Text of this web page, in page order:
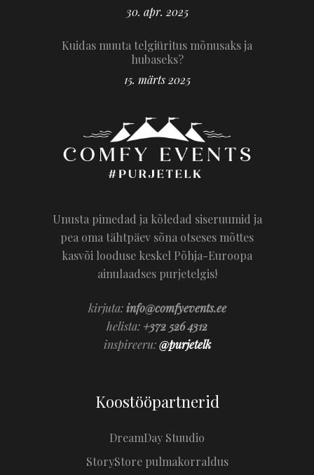
30. apr. 2025
Kuidas muuta telgiüritus mõnusaks ja
hubaseks?
15. märts 2025
Unusta pimedad ja kõledad siseruumid ja
pea oma tähtpäev sõna otseses mõttes
kasvõi looduse keskel Põhja-Euroopa
ainulaadses purjetelgis!
kirjuta:info@comfyevents.ee
helista: +372 526 4312
inspireeru:@purjetelk
Koostööpartnerid
DreamDay Stuudio
StoryStore pulmakorraldus